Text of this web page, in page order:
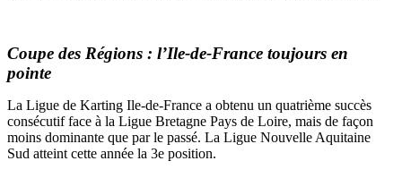
Coupe des Régions : l’Ile-de-France toujours en
pointe
La Ligue de Karting Ile-de-France a obtenu un quatrième succès
consécutif face à la Ligue Bretagne Pays de Loire, mais de façon
moins dominante que par le passé. La Ligue Nouvelle Aquitaine
Sud atteint cette année la 3e position.